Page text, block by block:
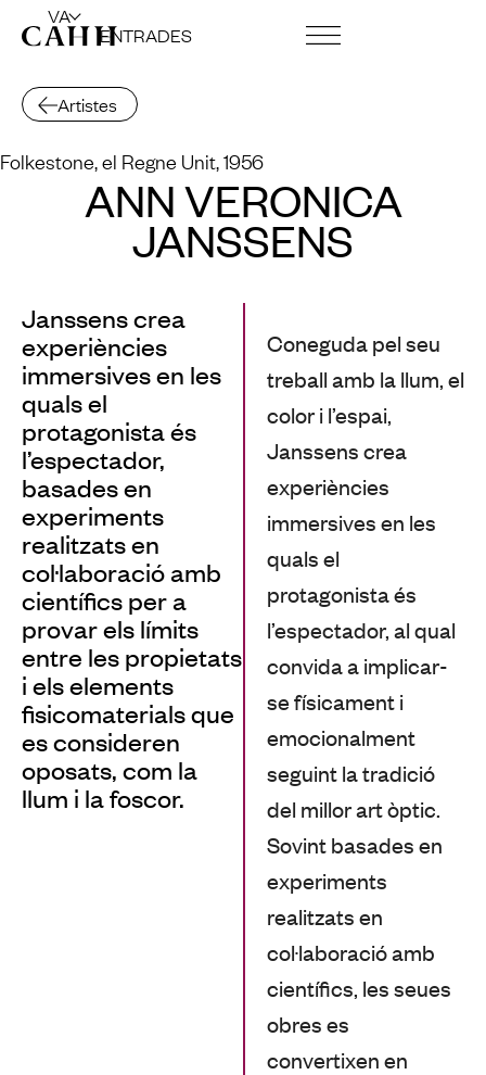
VA
ENTRADES
Artistes
Folkestone, el Regne Unit, 1956
ANN VERONICA
JANSSENS
Janssens crea
experiències
immersives en les
quals el
protagonista és
l’espectador,
basades en
experiments
realitzats en
col·laboració amb
científics per a
provar els límits
entre les propietats
i els elements
fisicomaterials que
es consideren
oposats, com la
llum i la foscor.
Coneguda pel seu
treball amb la llum, el
color i l’espai,
Janssens crea
experiències
immersives en les
quals el
protagonista és
l’espectador, al qual
convida a implicar-
se físicament i
emocionalment
seguint la tradició
del millor art òptic.
Sovint basades en
experiments
realitzats en
col·laboració amb
científics, les seues
obres es
convertixen en